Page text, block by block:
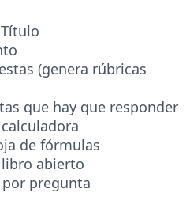
(genera rúbricas
que hay que responder
de fórmulas
libro abierto
pregunta